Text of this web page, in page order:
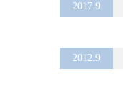
2017.9
2012.9